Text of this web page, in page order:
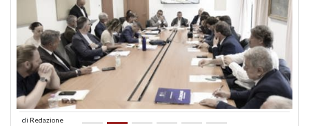
di Redazione